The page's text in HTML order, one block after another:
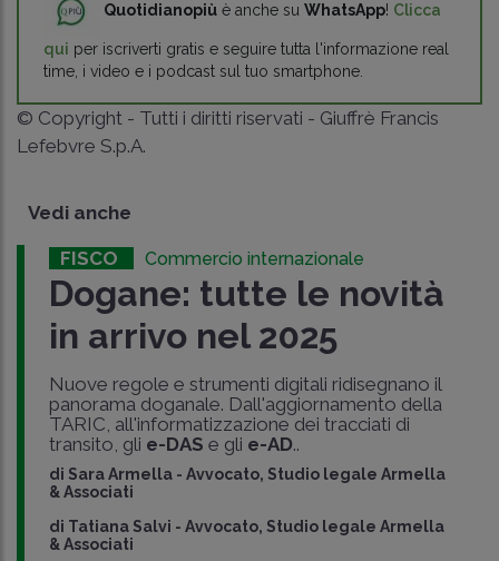
Quotidianopiù è anche su WhatsApp! Clicca
qui per iscriverti gratis e seguire tutta l'informazione real
time, i video e i podcast sul tuo smartphone.
© Copyright - Tutti i diritti riservati - Giuffrè Francis
Lefebvre S.p.A.
Vedi anche
FISCO Commercio internazionale
Dogane: tutte le novità
in arrivo nel 2025
Nuove regole e strumenti digitali ridisegnano il
panorama doganale. Dall'aggiornamento della
TARIC, all'informatizzazione dei tracciati di
transito, gli e-DAS e gli e-AD..
di Sara Armella - Avvocato, Studio legale Armella
& Associati
di Tatiana Salvi - Avvocato, Studio legale Armella
& Associati